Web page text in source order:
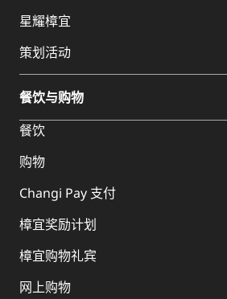
星耀樟宜
策划活动
餐饮与购物
餐饮
购物
Changi Pay 支付
樟宜奖励计划
樟宜购物礼宾
网上购物